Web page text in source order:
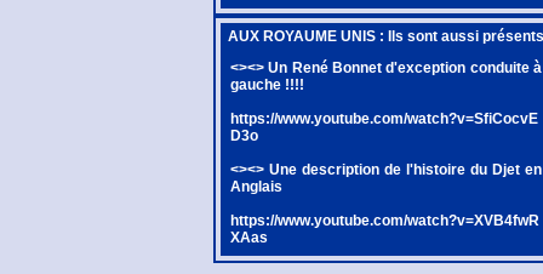
AUX ROYAUME UNIS : Ils sont aussi présents
<><> Un René Bonnet d'exception conduite à
gauche !!!!
https://www.youtube.com/watch?v=SfiCocvE
D3o
<><> Une description de l'histoire du Djet en
Anglais
https://www.youtube.com/watch?v=XVB4fwR
XAas